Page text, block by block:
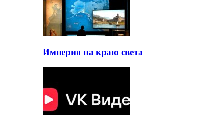
Империя на краю света